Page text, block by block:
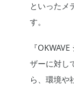
といったメ
す。
『
ザーに対し
ら、環境や